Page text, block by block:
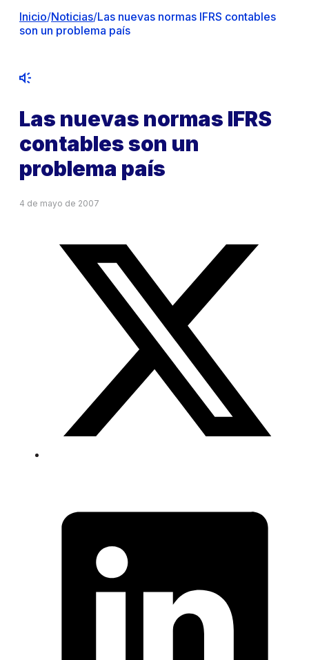
Inicio/Noticias/Las nuevas normas IFRS contables
son un problema país
Las nuevas normas IFRS
contables son un
problema país
4 de mayo de 2007